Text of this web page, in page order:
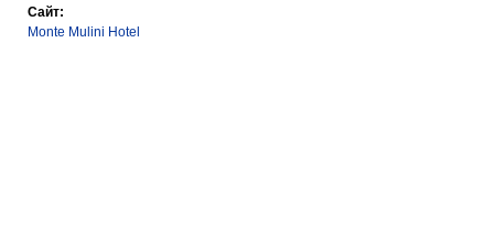
Сайт:
Monte Mulini Hotel